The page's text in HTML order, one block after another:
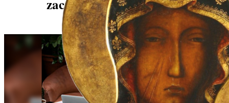
zaczynają czuć się staro?